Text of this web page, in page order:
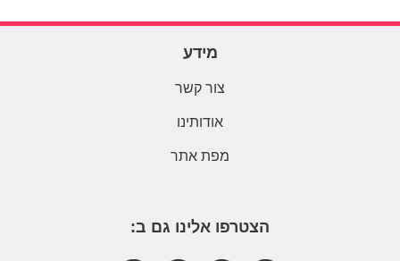
מידע
צור קשר
אודותינו
מפת אתר
הצטרפו אלינו גם ב: